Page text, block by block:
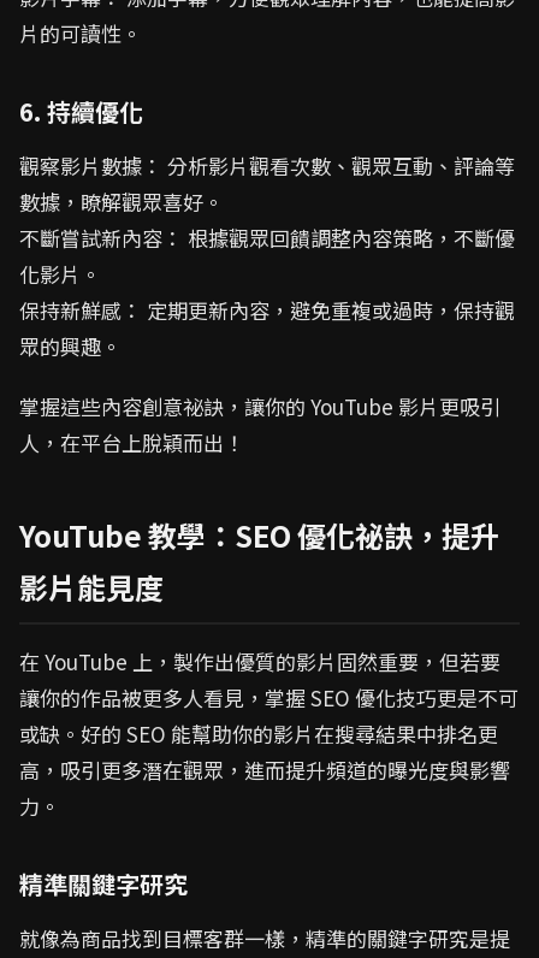
片的可讀性。
6. 持續優化
觀察影片數據： 分析影片觀看次數、觀眾互動、評論等
數據，瞭解觀眾喜好。
不斷嘗試新內容： 根據觀眾回饋調整內容策略，不斷優
化影片。
保持新鮮感： 定期更新內容，避免重複或過時，保持觀
眾的興趣。
掌握這些內容創意祕訣，讓你的 YouTube 影片更吸引
人，在平台上脫穎而出！
YouTube 教學：SEO 優化祕訣，提升
影片能見度
在 YouTube 上，製作出優質的影片固然重要，但若要
讓你的作品被更多人看見，掌握 SEO 優化技巧更是不可
或缺。好的 SEO 能幫助你的影片在搜尋結果中排名更
高，吸引更多潛在觀眾，進而提升頻道的曝光度與影響
力。
精準關鍵字研究
就像為商品找到目標客群一樣，精準的關鍵字研究是提